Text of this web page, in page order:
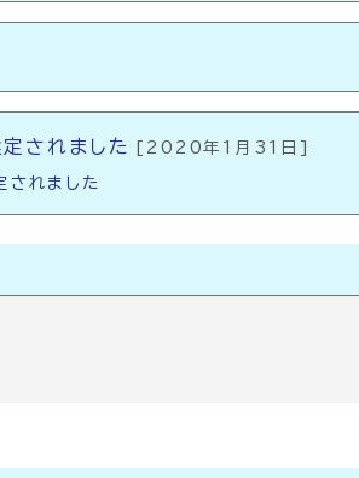
されました [2020年1月31日]
されました